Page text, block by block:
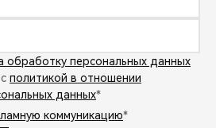
обработку персональных данных
политикой в отношении
данных*
коммуникацию*